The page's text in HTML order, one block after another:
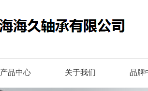
产品中心 关于我们 品牌